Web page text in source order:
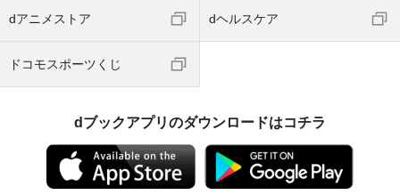
dアニメストア dヘルスケア
ドコモスポーツくじ
dブックアプリのダウンロードはコチラ